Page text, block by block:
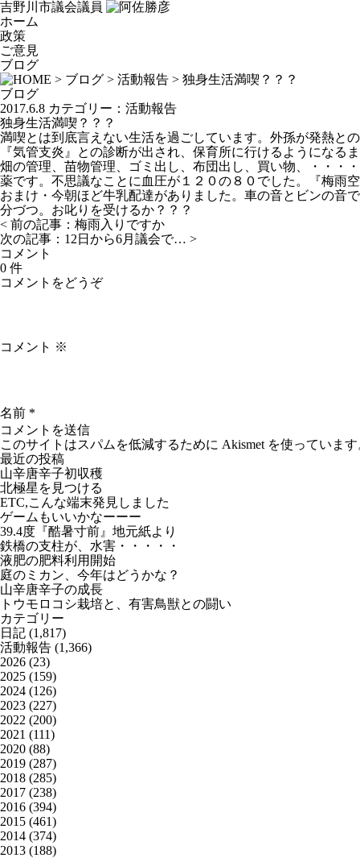
吉野川市議会議員
ホーム
政策
ご意見
ブログ
> ブログ > 活動報告 > 独身生活満喫？？？
ブログ
2017.6.8 カテゴリー： 活動報告
独身生活満喫？？？
満喫とは到底言えない生活を過ごしています。外孫が発熱と
『気管支炎』との診断が出され、保育所に行けるようになる
畑の管理、苗物管理、ゴミ出し、布団出し、買い物、・・・
薬です。不思議なことに血圧が１２０の８０でした。『梅雨
おまけ・今朝ほど牛乳配達がありました。車の音とビンの音
分づつ。お叱りを受けるか？？？
< 前の記事： 梅雨入りですか
次の記事： 12日から6月議会で… >
コメント
0 件
コメントをどうぞ
コメント ※
名前 *
このサイトはスパムを低減するために Akismet を使っていま
最近の投稿
山辛唐辛子初収穫
北極星を見つける
ETC,こんな端末発見しました
ゲームもいいかなーーー
39.4度『酷暑寸前』地元紙より
鉄橋の支柱が、水害・・・・・
液肥の肥料利用開始
庭のミカン、今年はどうかな？
山辛唐辛子の成長
トウモロコシ栽培と、有害鳥獣との闘い
カテゴリー
日記 (1,817)
活動報告 (1,366)
2026 (23)
2025 (159)
2024 (126)
2023 (227)
2022 (200)
2021 (111)
2020 (88)
2019 (287)
2018 (285)
2017 (238)
2016 (394)
2015 (461)
2014 (374)
2013 (188)